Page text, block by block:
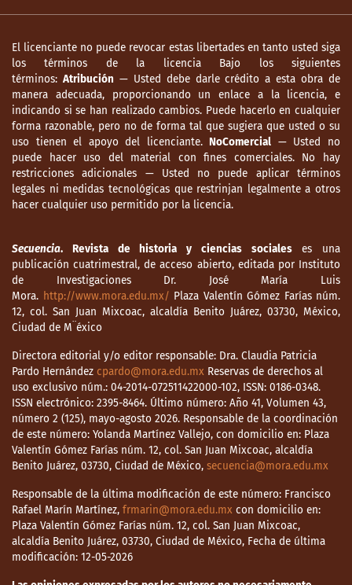
El licenciante no puede revocar estas libertades en tanto usted siga
los términos de la licencia Bajo los siguientes
términos: Atribución — Usted debe darle crédito a esta obra de
manera adecuada, proporcionando un enlace a la licencia, e
indicando si se han realizado cambios. Puede hacerlo en cualquier
forma razonable, pero no de forma tal que sugiera que usted o su
uso tienen el apoyo del licenciante.NoComercial — Usted no
puede hacer uso del material con fines comerciales. No hay
restricciones adicionales — Usted no puede aplicar términos
legales ni medidas tecnológicas que restrinjan legalmente a otros
hacer cualquier uso permitido por la licencia.
Secuencia. Revista de historia y ciencias socialeses una
publicación cuatrimestral, de acceso abierto, editada por Instituto
de Investigaciones Dr. José María Luis
Mora. http://www.mora.edu.mx/ Plaza Valentín Gómez Farías núm.
12, col. San Juan Mixcoac, alcaldía Benito Juárez, 03730, México,
Ciudad de M¨éxico
Directora editorial y/o editor responsable: Dra. Claudia Patricia
Pardo Hernández cpardo@mora.edu.mx Reservas de derechos al
uso exclusivo núm.: 04-2014-072511422000-102, ISSN: 0186-0348.
ISSN electrónico: 2395-8464. Último número: Año 41, Volumen 43,
número 2 (125), mayo-agosto 2026. Responsable de la coordinación
de este número: Yolanda Martínez Vallejo, con domicilio en: Plaza
Valentín Gómez Farías núm. 12, col. San Juan Mixcoac, alcaldía
Benito Juárez, 03730, Ciudad de México, secuencia@mora.edu.mx
Responsable de la última modificación de este número: Francisco
Rafael Marín Martínez, frmarin@mora.edu.mx con domicilio en:
Plaza Valentín Gómez Farías núm. 12, col. San Juan Mixcoac,
alcaldía Benito Juárez, 03730, Ciudad de México, Fecha de última
modificación: 12-05-2026